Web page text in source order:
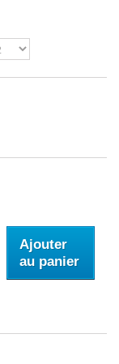
Ajouter
au panier